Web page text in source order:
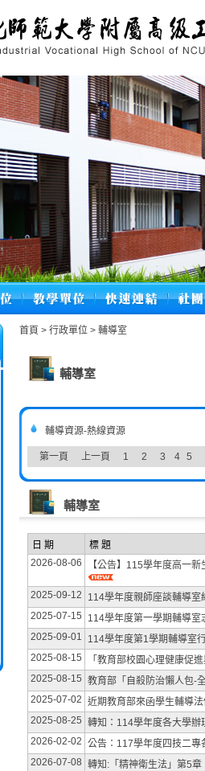
首頁 > 行政單位 > 輔導室
輔導室
輔導資源-熱線資源
第一頁 上一頁 1 2 3 4 5
輔導室
日 期
標 題
2026-08-06
【公告】115學年度高一
2025-09-12
114學年度親師座談輔導
2025-07-15
114學年度第一學期輔導
2025-09-01
114學年度第1學期輔導室
2025-08-15
「教育部校園心理健康促
2025-08-15 教育部「自殺防治懶人包-
2025-07-02 近期教育部來函學生輔導
2025-08-25 轉知：114學年度各大學
2026-02-02 公告：117學年度四技二
2026-07-08 轉知:「精神衛生法」第5